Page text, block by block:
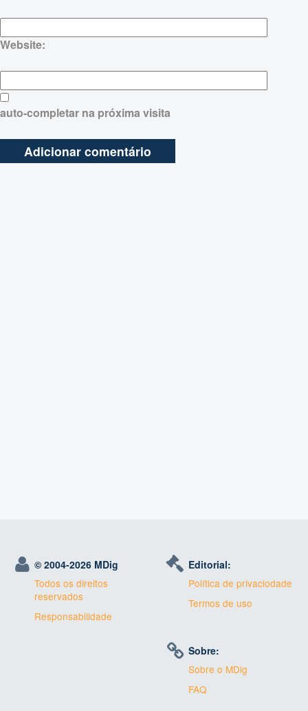
Website:
auto-completar na próxima visita
© 2004-2026 MDig
Todos os direitos
reservados
Responsabilidade
Editorial:
Política de privaciodade
Termos de uso
Sobre:
Sobre o MDig
FAQ